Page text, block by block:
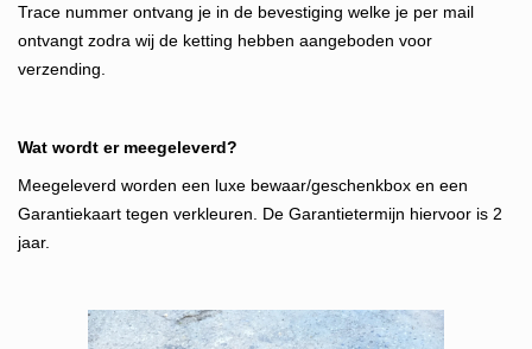
Trace nummer ontvang je in de bevestiging welke je per mail
ontvangt zodra wij de ketting hebben aangeboden voor
verzending.
Wat wordt er meegeleverd?
Meegeleverd worden een luxe bewaar/geschenkbox en een
Garantiekaart tegen verkleuren. De Garantietermijn hiervoor is 2
jaar.